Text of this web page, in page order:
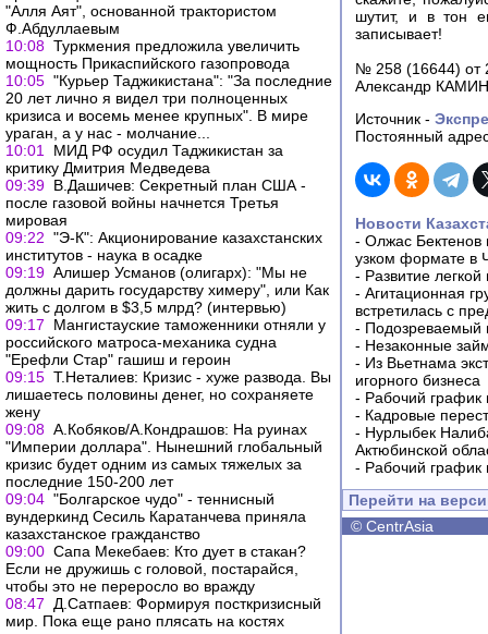
"Алля Аят", основанной трактористом
Ф.Абдуллаевым
10:08 Туркмения предложила увеличить
мощность Прикаспийского газопровода
10:05 "Курьер Таджикистана": "За последние
20 лет лично я видел три полноценных
кризиса и восемь менее крупных". В мире
ураган, а у нас - молчание...
10:01
МИД РФ осудил Таджикистан за
критику Дмитрия Медведева
09:39 В.Дашичев: Секретный план США -
после газовой войны начнется Третья
мировая
09:22 "Э-К": Акционирование казахстанских
институтов - наука в осадке
09:19 Алишер Усманов (олигарх): "Мы не
должны дарить государству химеру", или Как
жить с долгом в $3,5 млрд? (интервью)
09:17
Мангистауские таможенники отняли у
российского матроса-механика судна
"Ерефли Стар" гашиш и героин
09:15 Т.Неталиев: Кризис - хуже развода. Вы
лишаетесь половины денег, но сохраняете
жену
09:08 А.Кобяков/А.Кондрашов: На руинах
"Империи доллара". Нынешний глобальный
кризис будет одним из самых тяжелых за
последние 150-200 лет
09:04 "Болгарское чудо" - теннисный
вундеркинд Сесиль Каратанчева приняла
казахстанское гражданство
09:00 Сапа Мекебаев: Кто дует в стакан?
Если не дружишь с головой, постарайся,
чтобы это не переросло во вражду
08:47
Д.Сатпаев: Формируя посткризисный
мир. Пока еще рано плясать на костях
шутит, и в тон
записывает!
№ 258 (16644) от
Александр
Источник -
Постоянный
Новости
- Олжас Бектенов
узком формате в
- Развитие
- Агитационная
встретилась с
- Подозреваемый
- Незаконные
- Из Вьетнама
игорного бизнеса
- Рабочий график
- Кадровые
- Нурлыбек
Актюбинской
- Рабочий график
Перейти на
© CentrAsia